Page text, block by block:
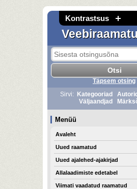
Kontrastsus
Täpsem otsing
Sirvi:
Kategooriad Autorid
Väljaandjad
Menüü
Avaleht
Uued raamatud
Uued ajalehed-ajakirjad
Allalaadimiste edetabel
Viimati vaadatud raamatud